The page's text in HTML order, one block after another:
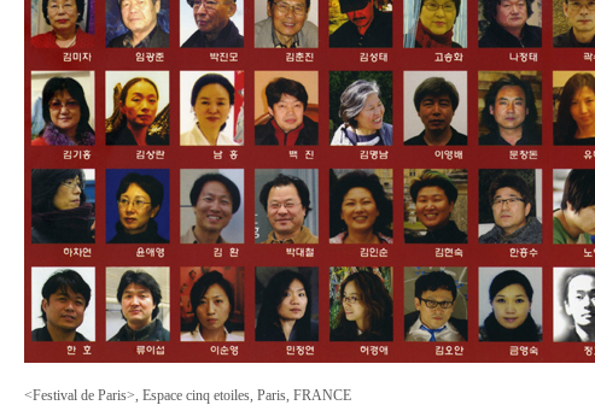
<Festival de Paris>, Espace cinq etoiles, Paris, FRANCE